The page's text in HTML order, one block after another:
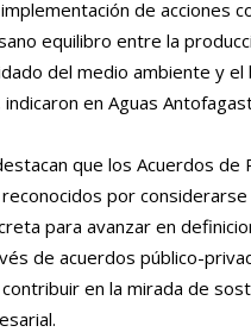
de acciones
equilibro entre la
del medio ambiente y
en Aguas
que los Acuerdos de
reconocidos por considerarse
para avanzar en
de acuerdos público-
en la mirada de